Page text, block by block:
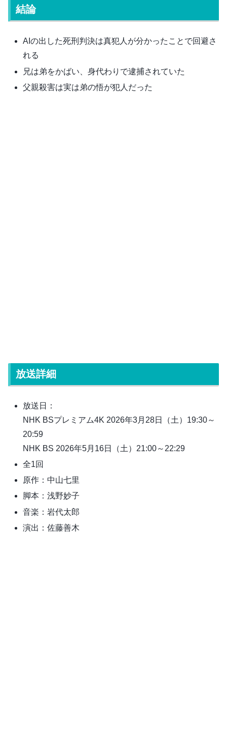
結論
AIの出した死刑判決は真犯人が分かったことで回避さ
れる
兄は弟をかばい、身代わりで逮捕されていた
父親殺害は実は弟の悟が犯人だった
放送詳細
放送日：
NHK BSプレミアム4K 2026年3月28日（土）19:30～
20:59
NHK BS 2026年5月16日（土）21:00～22:29
全1回
原作：中山七里
脚本：浅野妙子
音楽：岩代太郎
演出：佐藤善木